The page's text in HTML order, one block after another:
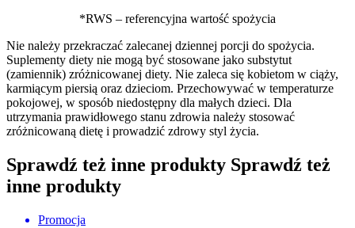
*RWS – referencyjna wartość spożycia
Nie należy przekraczać zalecanej dziennej porcji do spożycia.
Suplementy diety nie mogą być stosowane jako substytut
(zamiennik) zróżnicowanej diety. Nie zaleca się kobietom w ciąży,
karmiącym piersią oraz dzieciom. Przechowywać w temperaturze
pokojowej, w sposób niedostępny dla małych dzieci. Dla
utrzymania prawidłowego stanu zdrowia należy stosować
zróżnicowaną dietę i prowadzić zdrowy styl życia.
Sprawdź też inne produkty Sprawdź też
inne produkty
Promocja